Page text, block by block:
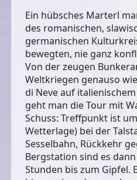
Ein hübsches Marterl
des romanischen,
germanischen
bewegten, nie ganz
Von der zeugen
Weltkriegen genauso
di Neve auf
geht man die Tour mit
Schuss: Treffpunkt ist
Wetterlage) bei der
Sesselbahn, Rückkehr
Bergstation sind es
Stunden bis zum Gipfel.